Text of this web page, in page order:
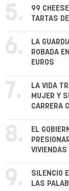
5.
99
TARTAS
6.
LA
ROBADA
EUROS
7.
LA VIDA
MUJER Y
CARRERA
8.
EL
VIVIENDAS
9.
SILENCIO
LAS